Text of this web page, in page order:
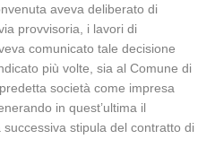
aveva deliberato di
provvisoria, i lavori di
comunicato tale decisione
più volte, sia al Comune di
società come impresa
in quest’ultima il
stipula del contratto di